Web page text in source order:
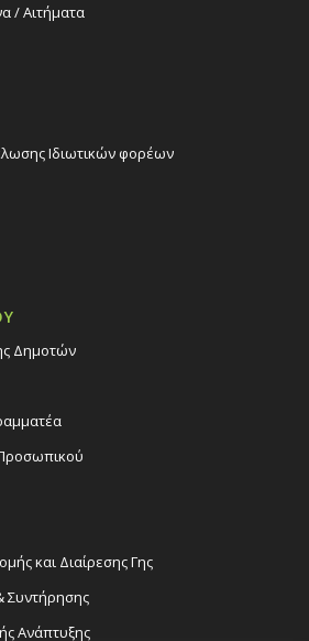
/ Αιτήματα
Ιδιωτικών φορέων
Δημοτών
και Διαίρεσης Γης
Συντήρησης
Ανάπτυξης